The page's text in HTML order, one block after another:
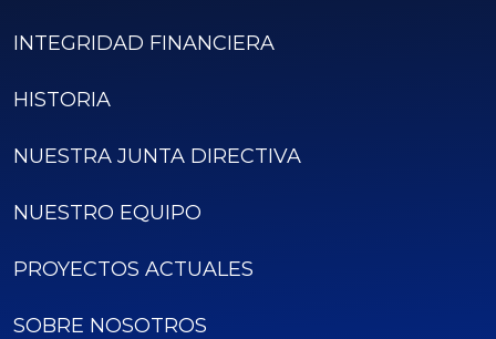
INTEGRIDAD FINANCIERA
HISTORIA
NUESTRA JUNTA DIRECTIVA
NUESTRO EQUIPO
PROYECTOS ACTUALES
SOBRE NOSOTROS